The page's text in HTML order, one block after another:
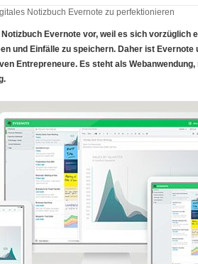
Notizbuch Evernote zu perfektionieren
Evernote vor, weil es sich vorzüglich
und Einfälle zu speichern. Daher ist
Entrepreneure. Es steht als